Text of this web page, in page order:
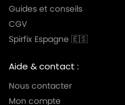
Guides et conseils
CGV
Spirfix Espagne 🇪🇸
Aide & contact :
Nous contacter
Mon compte